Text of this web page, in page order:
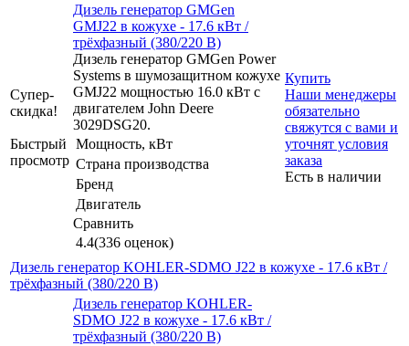
Супер-
скидка!
Быстрый
просмотр
Дизель генератор GMGen
GMJ22 в кожухе - 17.6 кВт /
трёхфазный (380/220 В)
Дизель генератор GMGen Power
Systems в шумозащитном кожухе
GMJ22 мощностью 16.0 кВт с
двигателем John Deere
3029DSG20.
Мощность, кВт
Страна производства
Бренд
Двигатель
Сравнить
4.4(336 оценок)
Купить
Наши менеджеры
обязательно
свяжутся с вами и
уточнят условия
заказа
Есть в наличии
Дизель генератор KOHLER-SDMO J22 в кожухе - 17.6 кВт /
трёхфазный (380/220 В)
Дизель генератор KOHLER-
SDMO J22 в кожухе - 17.6 кВт /
трёхфазный (380/220 В)